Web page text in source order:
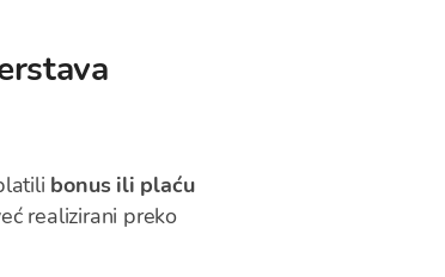
bonus ili plaću
realizirani preko